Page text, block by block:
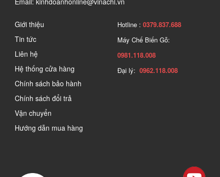
Giới thiệu
Tin tức
Liên hệ
Hệ thống cửa hàng
Chính sách bảo hành
Chính sách đổi trả
Vận chuyển
Hướng dẫn mua hàng
Hotline : 0379.837.688
Máy Chế Biến Gỗ:
0981.118.008
Đại lý: 0962.118.008